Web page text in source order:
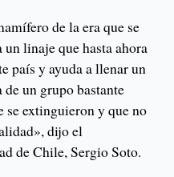
de la era que se
linaje que hasta ahora
país y ayuda a llenar un
un grupo bastante
se extinguieron y que no
dijo el
de Chile, Sergio Soto.